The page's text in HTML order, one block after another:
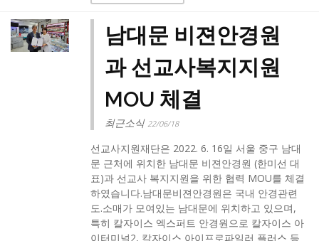
남대문 비젼안경원
과 선교사복지지원
MOU 체결
최근소식 22/06/18
선교사지원재단은 2022. 6. 16일 서울 중구 남대
문 근처에 위치한 남대문 비젼안경원 (한미선 대
표)과 선교사 복지지원을 위한 협력 MOU를 체결
하였습니다.​남대문비젼안경원은 국내 안경관련
도.소매가 모여있는 남대문에 위치하고 있으며,
특히 칼자이스 엑스퍼트 안경원으로 칼자이스 아
이터미널2, 칼자이스 아이프로파일러 플러스 등